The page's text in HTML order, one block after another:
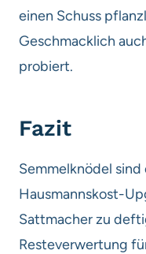
einen Schuss
Geschmacklich
probiert.
Fazit
Semmelknödel
Hausmannskost-
Sattmacher zu
Resteverwertung